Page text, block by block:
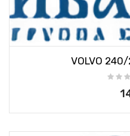
VOLVO 240/